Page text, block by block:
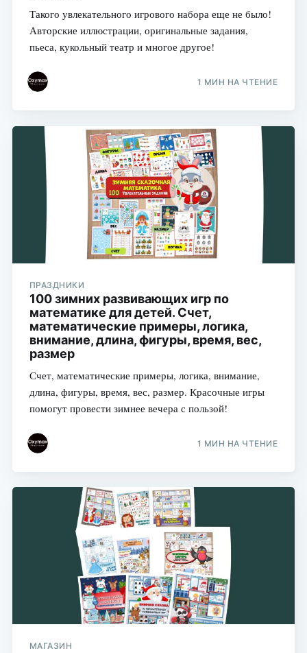
Такого увлекательного игрового набора еще не было!
Авторские иллюстрации, оригинальные задания,
пьеса, кукольный театр и многое другое!
1 МИН НА ЧТЕНИЕ
ПРАЗДНИКИ
100 зимних развивающих игр по
математике для детей. Счет,
математические примеры, логика,
внимание, длина, фигуры, время, вес,
размер
Счет, математические примеры, логика, внимание,
длина, фигуры, время, вес, размер. Красочные игры
помогут провести зимнее вечера с пользой!
1 МИН НА ЧТЕНИЕ
МАГАЗИН